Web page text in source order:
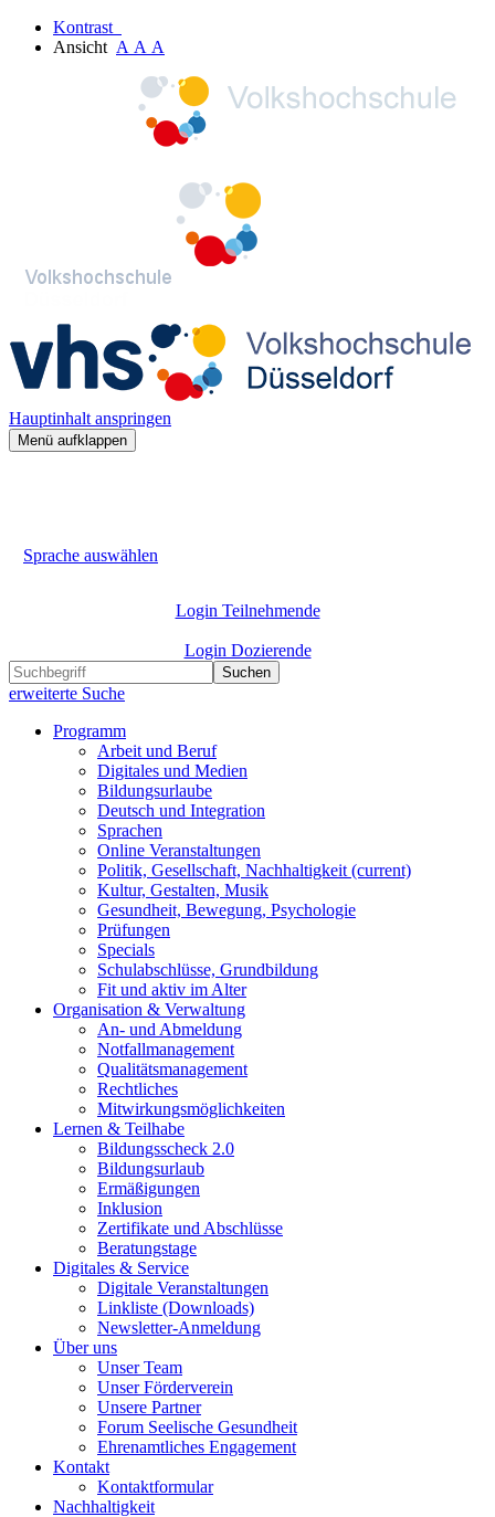
Kontrast
Ansicht A A A
Hauptinhalt anspringen
Menü aufklappen
Sprache auswählen
Login Teilnehmende
Login Dozierende
Suchen
erweiterte Suche
Programm
Arbeit und Beruf
Digitales und Medien
Bildungsurlaube
Deutsch und Integration
Sprachen
Online Veranstaltungen
Politik, Gesellschaft, Nachhaltigkeit (current)
Kultur, Gestalten, Musik
Gesundheit, Bewegung, Psychologie
Prüfungen
Specials
Schulabschlüsse, Grundbildung
Fit und aktiv im Alter
Organisation & Verwaltung
An- und Abmeldung
Notfallmanagement
Qualitätsmanagement
Rechtliches
Mitwirkungsmöglichkeiten
Lernen & Teilhabe
Bildungsscheck 2.0
Bildungsurlaub
Ermäßigungen
Inklusion
Zertifikate und Abschlüsse
Beratungstage
Digitales & Service
Digitale Veranstaltungen
Linkliste (Downloads)
Newsletter-Anmeldung
Über uns
Unser Team
Unser Förderverein
Unsere Partner
Forum Seelische Gesundheit
Ehrenamtliches Engagement
Kontakt
Kontaktformular
Nachhaltigkeit